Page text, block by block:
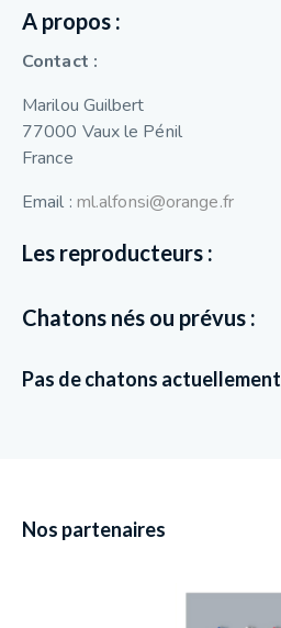
A propos :
Contact :
Marilou Guilbert
77000 Vaux le Pénil
France
Email : ml.alfonsi@orange.fr
Les reproducteurs :
Chatons nés ou prévus :
Pas de chatons actuellement
Nos partenaires